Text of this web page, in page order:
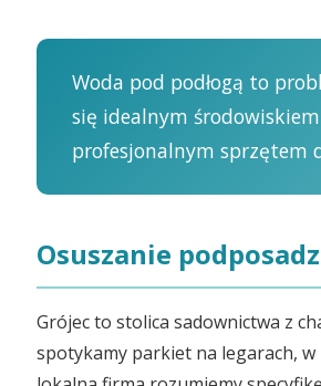
Woda pod podłogą to
się idealnym
profesjonalnym sprzętem
Osuszanie
Grójec to stolica sadownictwa z
spotykamy parkiet na legarach, w